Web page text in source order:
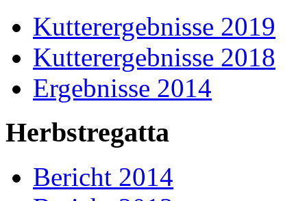
Kutterergebnisse 2019
Kutterergebnisse 2018
Ergebnisse 2014
Herbstregatta
Bericht 2014